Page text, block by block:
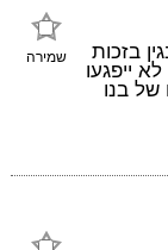
שמירה
בזכות
ייפגעו
של בנו